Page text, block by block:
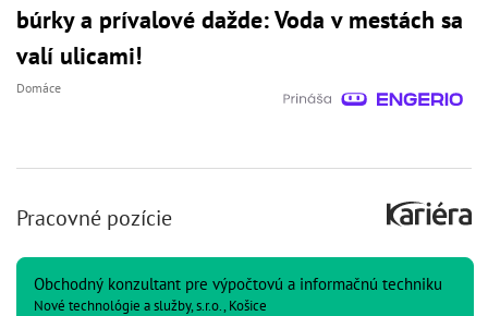
búrky a prívalové dažde: Voda v mestách sa
valí ulicami!
Domáce
Pracovné pozície
Obchodný konzultant pre výpočtovú a informačnú techniku
Nové technológie a služby, s.r.o., Košice